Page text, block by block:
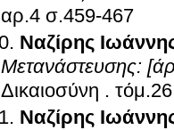
αρ.4 σ.459-467
Ναζίρης
Μετανάστευσης:
Δικαιοσύνη .
Ναζίρης